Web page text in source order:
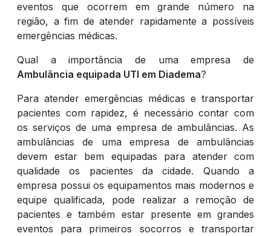
eventos que ocorrem em grande número na
região, a fim de atender rapidamente a possíveis
emergências médicas.
Qual a importância de uma empresa de
Ambulância equipada UTI em Diadema?
Para atender emergências médicas e transportar
pacientes com rapidez, é necessário contar com
os serviços de uma empresa de ambulâncias. As
ambulâncias de uma empresa de ambulâncias
devem estar bem equipadas para atender com
qualidade os pacientes da cidade. Quando a
empresa possui os equipamentos mais modernos e
equipe qualificada, pode realizar a remoção de
pacientes e também estar presente em grandes
eventos para primeiros socorros e transportar